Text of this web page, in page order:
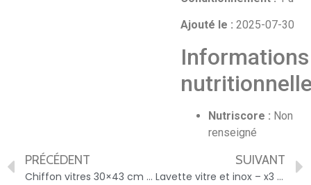
Ajouté le : 2025-07-30
Informations
Nutriscore : Non
renseigné
PRÉCÉDENT
Chiffon vitres 30×43 cm ELEPHANT LBD – 3543534950436
SUIVANT
Lavette vitre et inox – x3 ELEPHANT – 3543534950818